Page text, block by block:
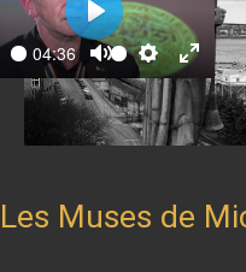
04:36
Mute SettingsEnter
Play
Les Muses de